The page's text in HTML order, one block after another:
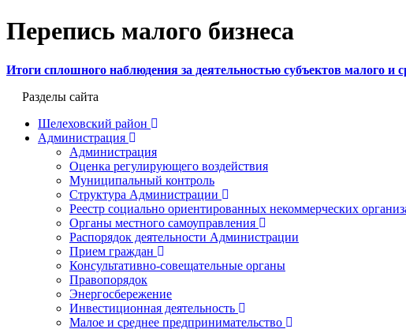
Перепись малого бизнеса
Итоги сплошного наблюдения за деятельностью субъектов малого и
Разделы сайта
Шелеховский район
Администрация
Администрация
Оценка регулирующего воздействия
Муниципальный контроль
Структура Администрации
Реестр социально ориентированных некоммерческих
Органы местного самоуправления
Распорядок деятельности Администрации
Прием граждан
Консультативно-совещательные органы
Правопорядок
Энергосбережение
Инвестиционная деятельность
Малое и среднее предпринимательство